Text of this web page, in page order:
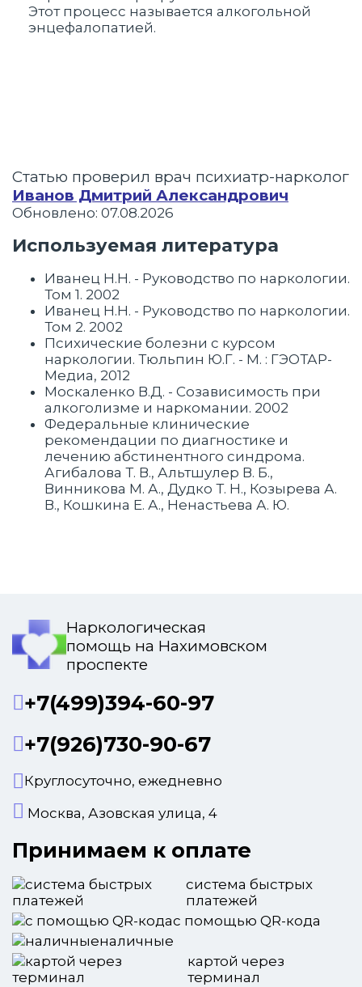
Этот процесс называется алкогольной
энцефалопатией.
Статью проверил врач психиатр-нарколог
Иванов Дмитрий Александрович
Обновлено: 07.08.2026
Используемая литература
Иванец Н.Н. - Руководство по наркологии.
Том 1. 2002
Иванец Н.Н. - Руководство по наркологии.
Том 2. 2002
Психические болезни с курсом
наркологии. Тюльпин Ю.Г. - М. : ГЭОТАР-
Медиа, 2012
Москаленко В.Д. - Созависимость при
алкоголизме и наркомании. 2002
Федеральные клинические
рекомендации по диагностике и
лечению абстинентного синдрома.
Агибалова Т. В., Альтшулер В. Б.,
Винникова М. А., Дудко Т. Н., Козырева А.
В., Кошкина Е. А., Ненастьева А. Ю.
Наркологическая
помощь на Нахимовском
проспекте
+7(499)394-60-97
+7(926)730-90-67
Круглосуточно, ежедневно
Москва, Азовская улица, 4
Принимаем к оплате
система быстрых
платежей
с помощью QR-кода
наличные
картой через
терминал